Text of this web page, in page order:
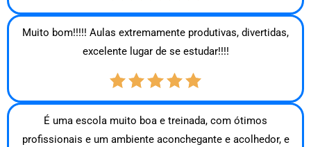
Muito bom!!!!! Aulas extremamente produtivas, divertidas,
excelente lugar de se estudar!!!!
É uma escola muito boa e treinada, com ótimos
profissionais e um ambiente aconchegante e acolhedor, e